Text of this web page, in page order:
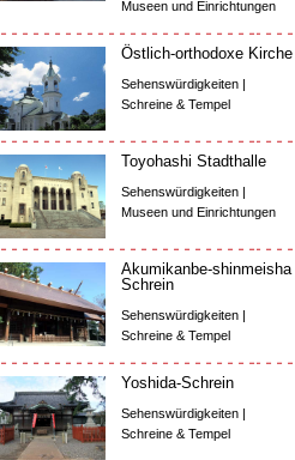
Museen und Einrichtungen
Östlich-orthodoxe Kirche
Sehenswürdigkeiten |
Schreine & Tempel
Toyohashi Stadthalle
Sehenswürdigkeiten |
Museen und Einrichtungen
Akumikanbe-shinmeisha
Schrein
Sehenswürdigkeiten |
Schreine & Tempel
Yoshida-Schrein
Sehenswürdigkeiten |
Schreine & Tempel